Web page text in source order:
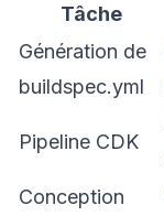
Tâche
Génération de
buildspec.yml
Pipeline CDK
Conception